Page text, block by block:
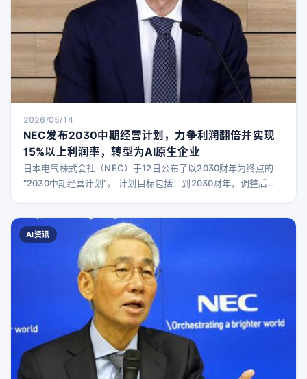
2026/05/14
NEC发布2030中期经营计划，力争利润翻倍并实现
15%以上利润率，转型为AI原生企业
日本电气株式会社（NEC）于12日公布了以2030财年为终点的
“2030中期经营计划”。 计划目标包括：到2030财年，调整后
增长率超过15%。 在IT服务领域，目标是年均销售收入增长率3%
至5%，调整后营业利润率约为20%；BluStellar业务方面，计划
实现销售收入1
AI资讯